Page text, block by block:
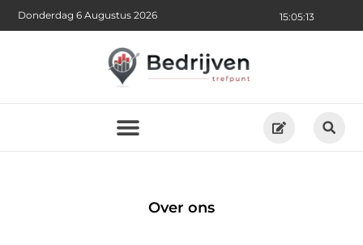
15:05:14
Donderdag 6 Augustus 2026
Over ons